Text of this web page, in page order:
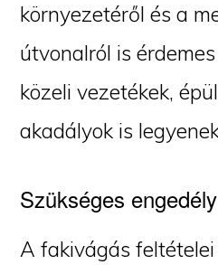
környezetéről és a
útvonalról is
közeli vezetékek,
akadályok is
Szükséges
A fakivágás